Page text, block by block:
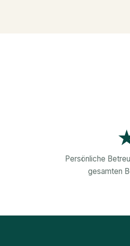
Persönliche
gesamten